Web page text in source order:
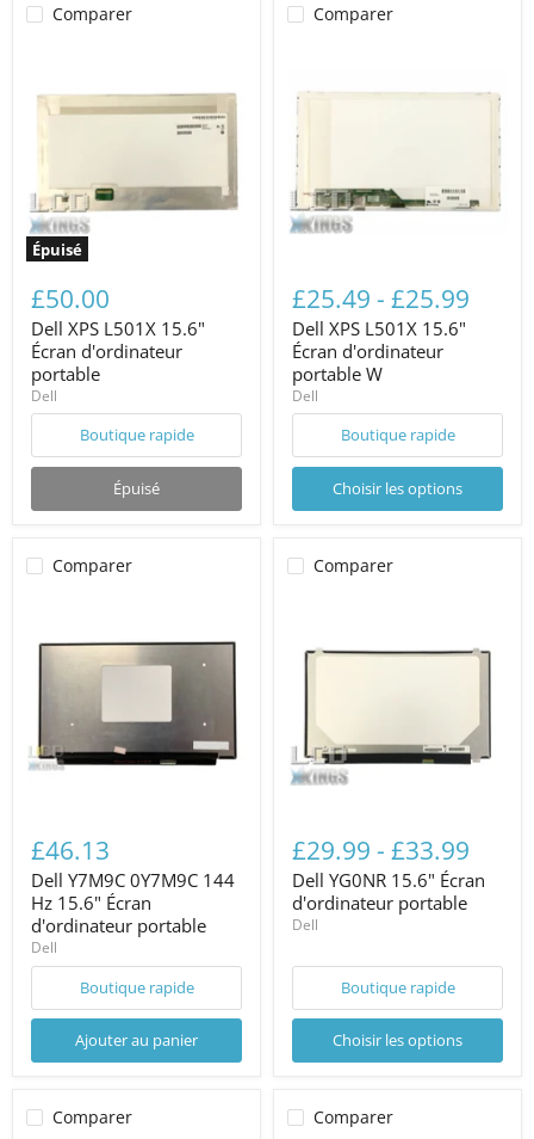
Comparer
Épuisé
£50.00
Dell XPS L501X 15.6"
Écran d'ordinateur
portable
Dell
Boutique rapide
Épuisé
Comparer
£25.49 - £25.99
Dell XPS L501X 15.6"
Écran d'ordinateur
portable W
Dell
Boutique rapide
Choisir les options
Comparer
£46.13
Dell Y7M9C 0Y7M9C 144
Hz 15.6" Écran
d'ordinateur portable
Dell
Boutique rapide
Ajouter au panier
Comparer
£29.99 - £33.99
Dell YG0NR 15.6" Écran
d'ordinateur portable
Dell
Boutique rapide
Choisir les options
Comparer Comparer